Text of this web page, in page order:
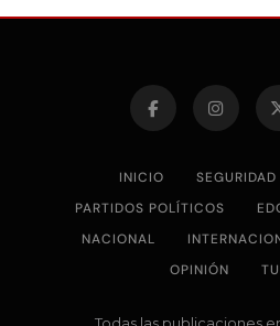
INICIO SEGURIDAD
PARTIDOS POLÍTICOS
NACIONAL
OPINIÓN